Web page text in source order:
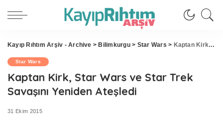
Kayıp Rıhtım Arşiv - Archive > Bilimkurgu> Star Wars > Kaptan Kirk, Star Wars ve Star Trek Savaşını Yeniden Ateşledi
Star Wars
Kaptan Kirk, Star Wars ve Star Trek
Savaşını Yeniden Ateşledi
31 Ekim 2015